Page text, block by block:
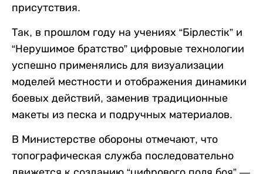
присутствия.
Так, в прошлом году на учениях “Бірлестiк” и
“Нерушимое братство” цифровые технологии
успешно применялись для визуализации
моделей местности и отображения динамики
боевых действий, заменив традиционные
макеты из песка и подручных материалов.
В Министерстве обороны отмечают, что
топографическая служба последовательно